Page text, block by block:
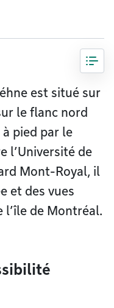
est situé sur
le flanc nord
pied par le
l’Université de
Mont-Royal, il
et des vues
l’île de Montréal.